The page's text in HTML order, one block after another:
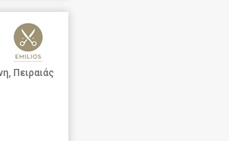
Πειραιάς